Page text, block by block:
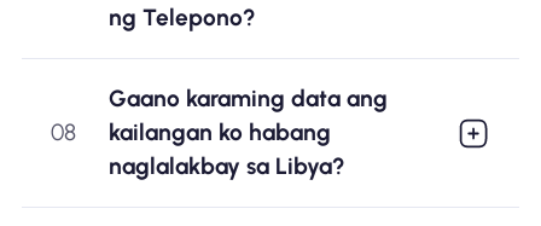
ng Telepono?
08
Gaano karaming data ang
kailangan ko habang
naglalakbay sa Libya?